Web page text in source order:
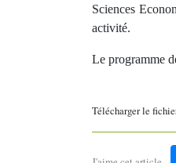
Sciences
activité.
Le programme
Télécharger le